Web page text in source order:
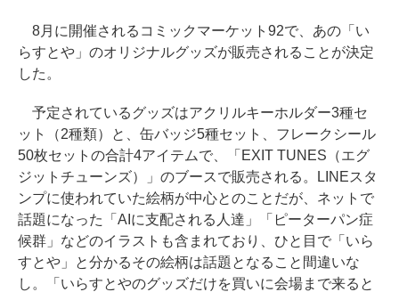
8月に開催されるコミックマーケット92で、あの「い
らすとや」のオリジナルグッズが販売されることが決定
した。
予定されているグッズはアクリルキーホルダー3種セ
ット（2種類）と、缶バッジ5種セット、フレークシール
50枚セットの合計4アイテムで、「EXIT TUNES（エグ
ジットチューンズ）」のブースで販売される。LINEスタ
ンプに使われていた絵柄が中心とのことだが、ネットで
話題になった「AIに支配される人達」「ピーターパン症
候群」などのイラストも含まれており、ひと目で「いら
すとや」と分かるその絵柄は話題となること間違いな
し。「いらすとやのグッズだけを買いに会場まで来ると